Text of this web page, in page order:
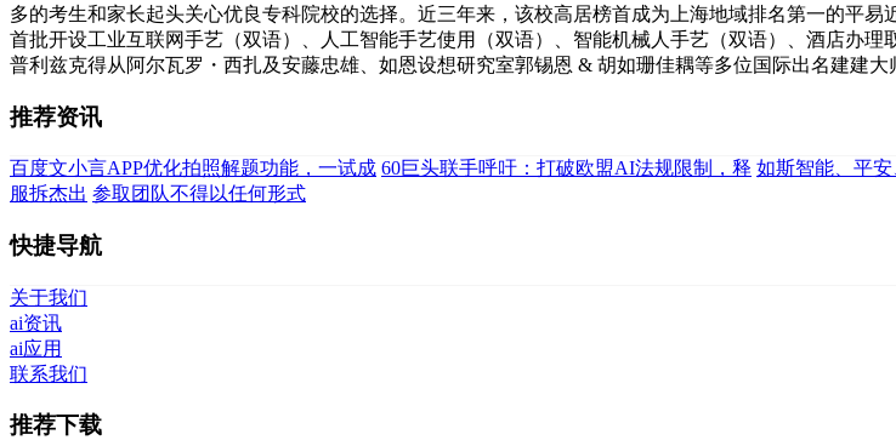
多的考生和家长起头关心优良专科院校的选择。近三年来，该校高居榜首成为上海地域排名第一的平
首批开设工业互联网手艺（双语）、人工智能手艺使用（双语）、智能机械人手艺（双语）、酒店办
普利兹克得从阿尔瓦罗・西扎及安藤忠雄、如恩设想研究室郭锡恩 & 胡如珊佳耦等多位国际出名建建
推荐资讯
百度文小言APP优化拍照解题功能，一试成 60巨头联手呼吁：打破欧盟AI法规限制，释 如斯智能、平
服拆杰出 参取团队不得以任何形式
快捷导航
关于我们
ai资讯
ai应用
联系我们
推荐下载